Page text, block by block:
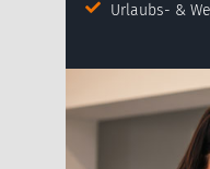
Urlaubs- &